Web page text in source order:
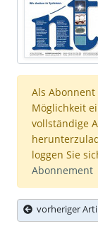
Als
Möglichkeit
vollständige
loggen Sie
Abonnement
vorheriger